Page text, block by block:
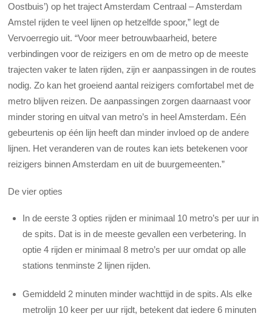
Oostbuis’) op het traject Amsterdam Centraal – Amsterdam
Amstel rijden te veel lijnen op hetzelfde spoor,” legt de
Vervoerregio uit. “Voor meer betrouwbaarheid, betere
verbindingen voor de reizigers en om de metro op de meeste
trajecten vaker te laten rijden, zijn er aanpassingen in de routes
nodig. Zo kan het groeiend aantal reizigers comfortabel met de
metro blijven reizen. De aanpassingen zorgen daarnaast voor
minder storing en uitval van metro’s in heel Amsterdam. Eén
gebeurtenis op één lijn heeft dan minder invloed op de andere
lijnen. Het veranderen van de routes kan iets betekenen voor
reizigers binnen Amsterdam en uit de buurgemeenten.”
De vier opties
In de eerste 3 opties rijden er minimaal 10 metro’s per uur in
de spits. Dat is in de meeste gevallen een verbetering. In
optie 4 rijden er minimaal 8 metro’s per uur omdat op alle
stations tenminste 2 lijnen rijden.
Gemiddeld 2 minuten minder wachttijd in de spits. Als elke
metrolijn 10 keer per uur rijdt, betekent dat iedere 6 minuten